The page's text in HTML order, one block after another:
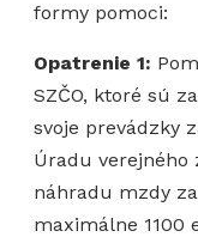
formy pomoci:
Opatrenie 1:
SZČO, ktoré sú
svoje prevádzky
Úradu verejného
náhradu mzdy
maximálne 1100